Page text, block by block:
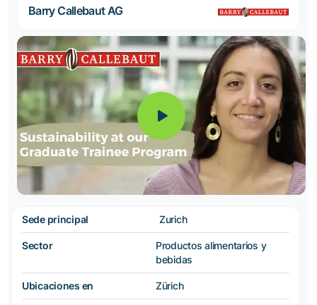
Barry Callebaut AG
Sede principal Zurich
Sector
Productos alimentarios y
bebidas
Ubicaciones en Zürich